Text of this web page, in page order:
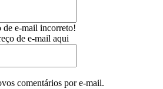
de e-mail incorreto!
de e-mail aqui
comentários por e-mail.